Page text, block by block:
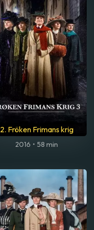
2. Fröken Frimans krig
2016 • 58 min